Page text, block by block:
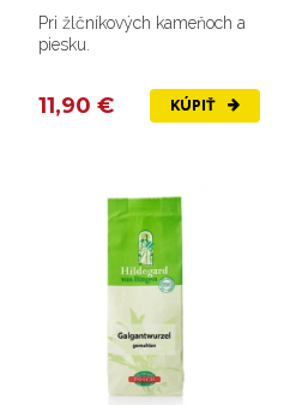
Pri žlčníkových kameňoch a
piesku.
11,90 € KÚPIŤ